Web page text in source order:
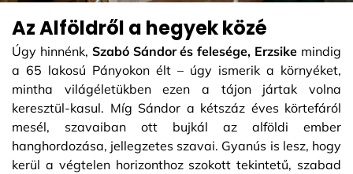
Az Alföldről a hegyek közé
Úgy hinnénk, Szabó Sándor és felesége, Erzsike mindig
a 65 lakosú Pányokon élt – úgy ismerik a környéket,
mintha világéletükben ezen a tájon jártak volna
keresztül-kasul. Míg Sándor a kétszáz éves körtefáról
mesél, szavaiban ott bujkál az alföldi ember
hanghordozása, jellegzetes szavai. Gyanús is lesz, hogy
kerül a végtelen horizonthoz szokott tekintetű, szabad